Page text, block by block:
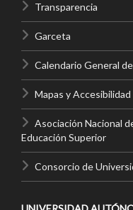
Transparencia
Garceta
Calendario General
Mapas y Accesibilidad
Asociación Nacional
Educación Superior
Consorcio de